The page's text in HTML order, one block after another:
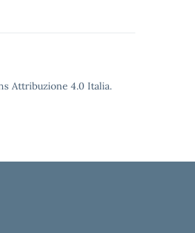
Attribuzione 4.0 Italia.